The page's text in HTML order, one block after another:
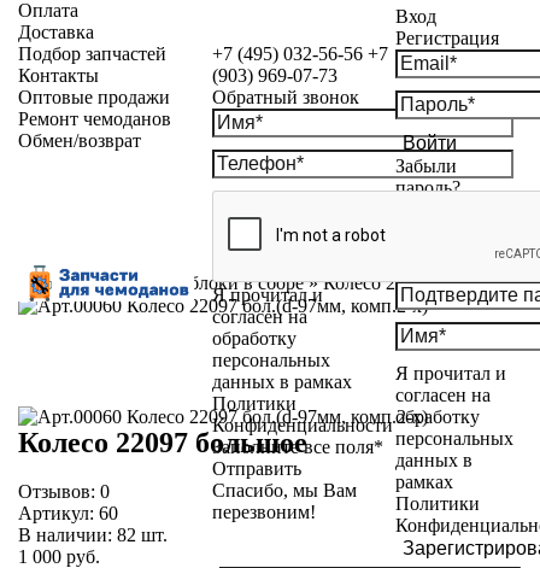
+7 (495) 032-56-56 +7
(903) 969-07-73
Обратный звонок
Я прочитал и
согласен на
обработку
персональных
данных в рамках
Политики
Конфиденциальности
Заполните все поля*
Отправить
Спасибо, мы Вам
перезвоним!
Вход
Регистрация
Войти
Забыли
пароль?
Я прочитал и
согласен на
обработку
персональных
данных в
рамках
Политики
Оплата
Доставка
Подбор запчастей
Контакты
Оптовые продажи
Ремонт чемоданов
Обмен/возврат
Каталог»Колесные блоки в сборе»Колесо 22097 большое
Колесо 22097 большое
Отзывов: 0
Артикул: 60
В наличии: 82 шт.
1 000 руб.